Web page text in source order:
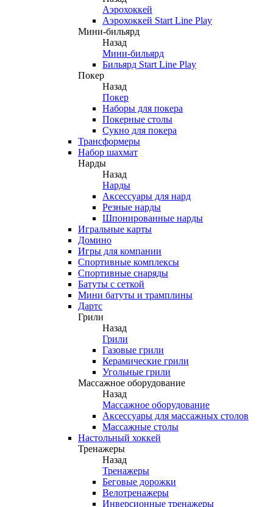
Аэрохоккей
Аэрохоккей Start Line Play
Мини-бильярд
Назад
Мини-бильярд
Бильярд Start Line Play
Покер
Назад
Покер
Наборы для покера
Покерные столы
Сукно для покера
Трансформеры
Набор шахмат
Нарды
Назад
Нарды
Аксессуары для нард
Резные нарды
Шпонированные нарды
Игральные карты
Домино
Игры для компании
Спортивные комплексы
Спортивные снаряды
Батуты с сеткой
Мини батуты и трамплины
Дартс
Грили
Назад
Грили
Газовые грили
Керамические грили
Угольные грили
Массажное оборудование
Назад
Массажное оборудование
Аксессуары для массажных столов
Массажные столы
Настольный хоккей
Тренажеры
Назад
Тренажеры
Беговые дорожки
Велотренажеры
Инверсионные тренажеры